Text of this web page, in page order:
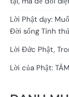
Lời Phật dạy:
Đời sống Tỉnh
Lời Đức Phật,
Lời của Phật: